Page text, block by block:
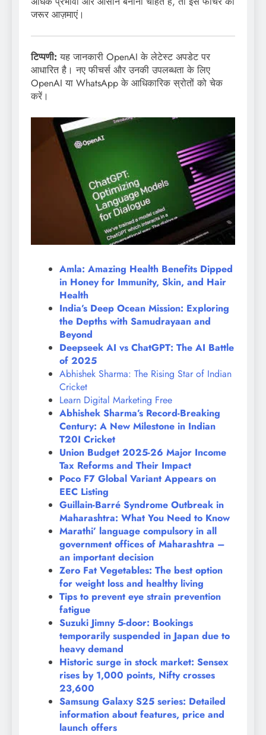
जरूर आज़माएं।
टिप्पणी: यह जानकारी OpenAI के लेटेस्ट अपडेट पर
आधारित है। नए फीचर्स और उनकी उपलब्धता के लिए
OpenAI या WhatsApp के आधिकारिक स्रोतों को चेक
करें।
Amla: Amazing Health Benefits Dipped
in Honey for Immunity, Skin, and Hair
Health
India’s Deep Ocean Mission: Exploring
the Depths with Samudrayaan and
Beyond
Deepseek AI vs ChatGPT: The AI Battle
of 2025
Abhishek Sharma: The Rising Star of Indian
Cricket
Learn Digital Marketing Free
Abhishek Sharma’s Record-Breaking
Century: A New Milestone in Indian
T20I Cricket
Union Budget 2025-26 Major Income
Tax Reforms and Their Impact
Poco F7 Global Variant Appears on
EEC Listing
Guillain-Barré Syndrome Outbreak in
Maharashtra: What You Need to Know
Marathi’ language compulsory in all
government offices of Maharashtra –
an important decision
Zero Fat Vegetables: The best option
for weight loss and healthy living
Tips to prevent eye strain prevention
fatigue
Suzuki Jimny 5-door: Bookings
temporarily suspended in Japan due to
heavy demand
Historic surge in stock market: Sensex
rises by 1,000 points, Nifty crosses
23,600
Samsung Galaxy S25 series: Detailed
information about features, price and
launch offers